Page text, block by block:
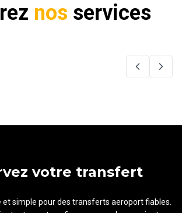
nos services
votre transfert
et simple pour des transferts aeroport fiables.